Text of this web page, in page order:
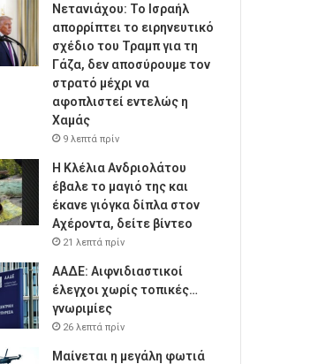
Νετανιάχου: Το Ισραήλ
απορρίπτει το ειρηνευτικό
σχέδιο του Τραμπ για τη
Γάζα, δεν αποσύρουμε τον
στρατό μέχρι να
αφοπλιστεί εντελώς η
Χαμάς
9 λεπτά πρίν
Η Κλέλια Ανδριολάτου
έβαλε το μαγιό της και
έκανε γιόγκα δίπλα στον
Αχέροντα, δείτε βίντεο
21 λεπτά πρίν
ΑΑΔΕ: Αιφνιδιαστικοί
έλεγχοι χωρίς τοπικές…
γνωριμίες
26 λεπτά πρίν
Μαίνεται η μεγάλη φωτιά